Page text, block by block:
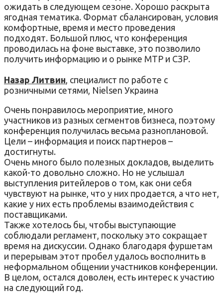
ожидать в следующем сезоне. Хорошо раскрыта
ягодная тематика. Формат сбалансирован, условия
комфортные, время и место проведения
подходят. Большой плюс, что конференция
проводилась на фоне выставке, это позволило
получить информацию и о рынке МТР и СЗР.
Назар Литвин , специалист по работе с
розничными сетями, Nielsen Украина
Очень понравилось мероприятие, много
участников из разных сегментов бизнеса, поэтому
конференция получилась весьма разноплановой.
Цели – информация и поиск партнеров –
достигнуты.
Очень много было полезных докладов, выделить
какой-то довольно сложно. Но не услышал
выступления ритейлеров о том, как они себя
чувствуют на рынке, что у них продается, а что нет,
какие у них есть проблемы взаимодействия с
поставщиками.
Также хотелось бы, чтобы выступающие
соблюдали регламент, поскольку это сокращает
время на дискуссии. Однако благодаря фуршетам
и перерывам этот пробел удалось восполнить в
неформальном общении участников конференции.
В целом, остался доволен, есть интерес к участию
на следующий год.